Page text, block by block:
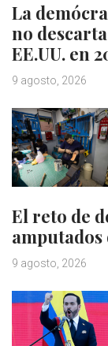
La
no
EE.UU. en
9 agosto, 2026
El reto de
9 agosto, 2026